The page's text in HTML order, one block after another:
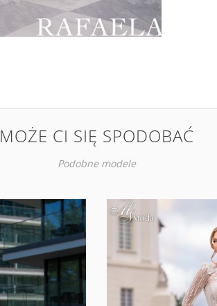
MOŻE CI SIĘ SPODOBAĆ
Podobne modele